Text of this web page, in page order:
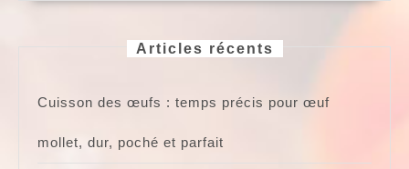
Articles récents
Cuisson des œufs : temps précis pour œuf
mollet, dur, poché et parfait